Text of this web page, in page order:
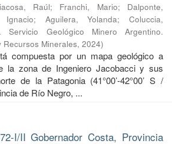
Raúl; Franchi, Mario; Dalponte,
Ignacio; Aguilera, Yolanda;Coluccia,
Servicio Geológico Minero Argentino.
Minerales, 2024)
compuesta por un mapa geológico a
la zona de Ingeniero Jacobacci y sus
de la Patagonia (41°00’-42°00’ S /
de Río Negro, ...
I/II Gobernador Costa, Provincia